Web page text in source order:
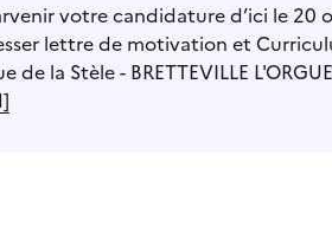
votre candidature d’ici le 20
lettre de motivation et
de la Stèle - BRETTEVILLE